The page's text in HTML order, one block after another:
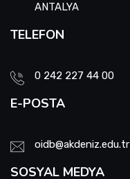
ANTALYA
TELEFON
0 242 227 44 00
E-POSTA
oidb@akdeniz.edu.tr
SOSYAL MEDYA